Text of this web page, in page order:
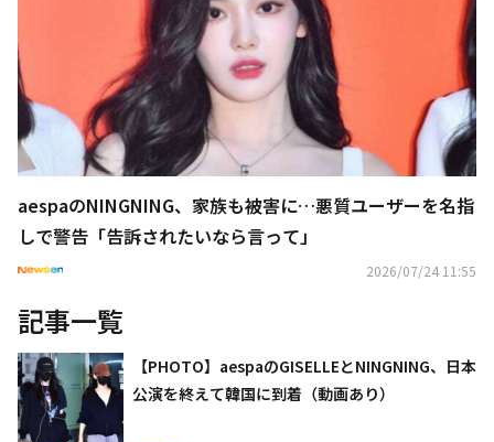
aespaのNINGNING、家族も被害に…悪質ユーザーを名指
しで警告「告訴されたいなら言って」
2026/07/24 11:55
記事一覧
【PHOTO】aespaのGISELLEとNINGNING、日本
公演を終えて韓国に到着（動画あり）